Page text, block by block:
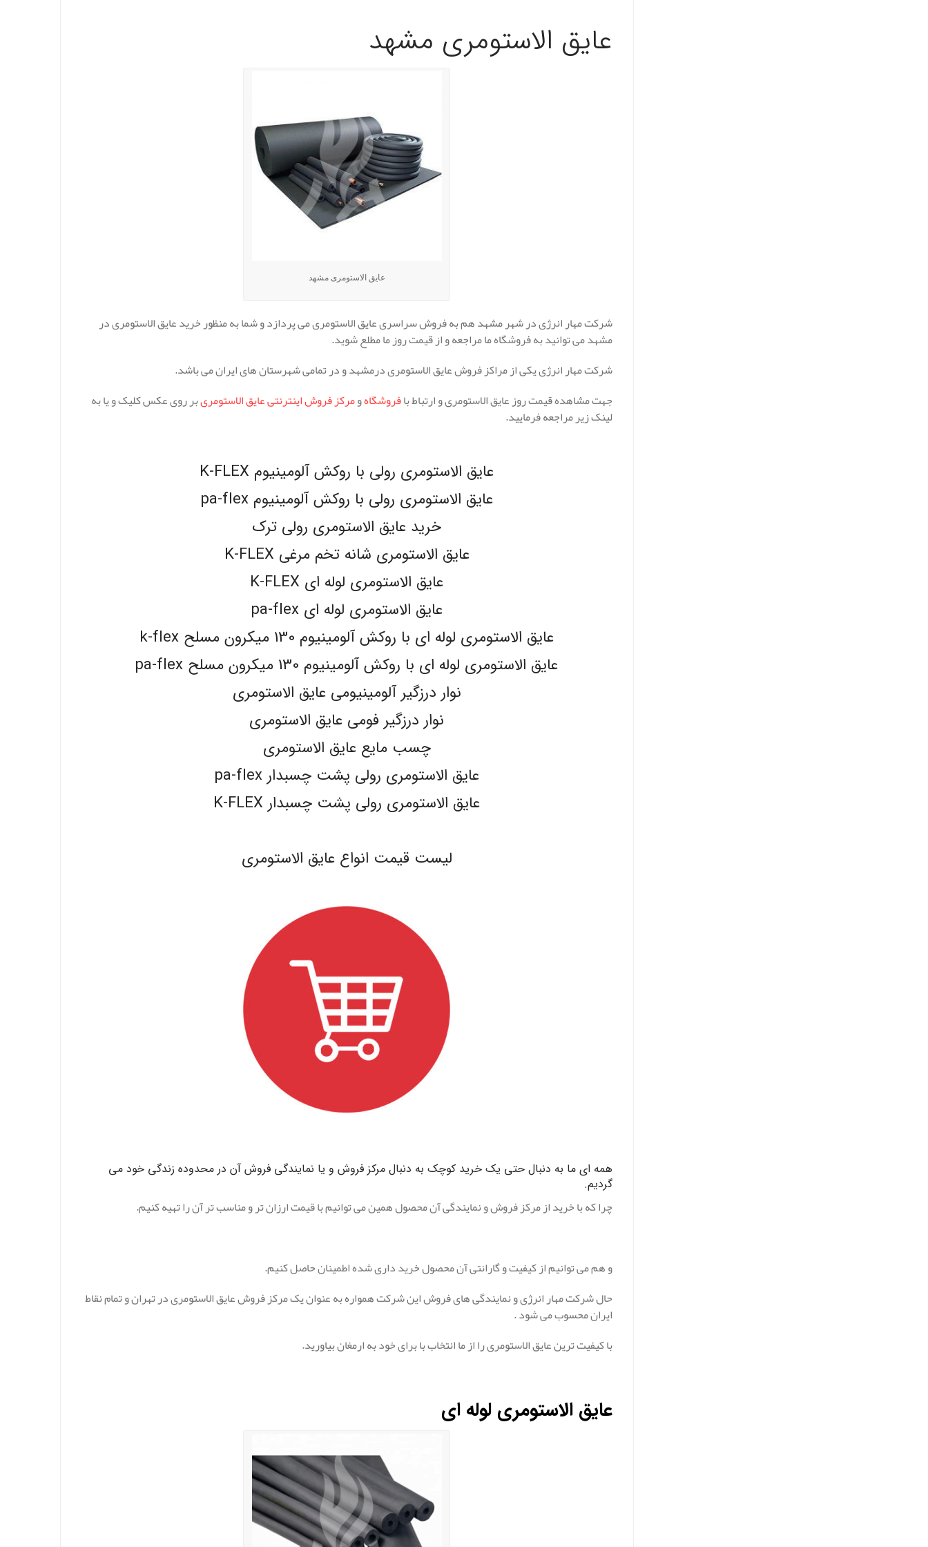
عایق الاستومری مشهد
عایق الاستومری مشهد
شرکت مهار انرژی در شهر مشهد هم به فروش سراسری عایق الاستومری می پردازد و شما به منظور خرید عایق الاستومری در
مشهد می توانید به فروشگاه ما مراجعه و از قیمت روز ما مطلع شوید.
شرکت مهار انرژی یکی از مراکز فروش عایق الاستومری درمشهد و در تمامی شهرستان های ایران می باشد.
جهت مشاهده قیمت روز عایق الاستومری و ارتباط بافروشگاهومرکز فروش اینترنتی عایق الاستومریبر روی عکس کلیک و یا به
لینک زیر مراجعه فرمایید.
عایق الاستومری رولی با روکش آلومینیوم K-FLEX
عایق الاستومری رولی با روکش آلومینیوم pa-flex
خرید عایق الاستومری رولی ترک
عایق الاستومری شانه تخم مرغی K-FLEX
عایق الاستومری لوله ای K-FLEX
عایق الاستومری لوله ای pa-flex
عایق الاستومری لوله ای با روکش آلومینیوم 130 میکرون مسلح k-flex
عایق الاستومری لوله ای با روکش آلومینیوم 130 میکرون مسلح pa-flex
نوار درزگیر آلومینیومی عایق الاستومری
نوار درزگیر فومی عایق الاستومری
چسب مایع عایق الاستومری
عایق الاستومری رولی پشت چسبدار pa-flex
عایق الاستومری رولی پشت چسبدار K-FLEX
لیست قیمت انواع عایق الاستومری
همه ای ما به دنبال حتی یک خرید کوچک به دنبال مرکز فروش و یا نمایندگی فروش آن در محدوده زندگی خود می
گردیم.
چرا که با خرید از مرکز فروش و نمایندگی آن محصول همین می توانیم با قیمت ارزان تر و مناسب تر آن را تهیه کنیم.
و هم می توانیم از کیفیت و گارانتی آن محصول خرید داری شده اطمینان حاصل کنیم.
حال شرکت مهار انرژی و نمایندگی های فروش این شرکت همواره به عنوان یک مرکز فروش عایق الاستومری در تهران و تمام نقاط
ایران محسوب می شود .
با کیفیت ترین عایق الاستومری را از ما انتخاب با برای خود به ارمغان بیاورید.
عایق الاستومری لوله ای